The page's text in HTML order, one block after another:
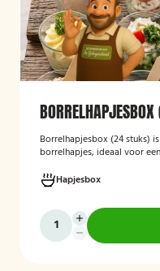
Borrelhapjesbox (24 stuks)
borrelhapjes, ideaal voor
zalmrolletjes, brie met
gepresenteerd en direct
Hapjesbox